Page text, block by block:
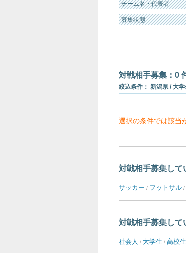
チーム名・代表者
募集状態
対戦相手募集：0
絞込条件： 新潟県 / 大
選択の条件では該当
対戦相手募集して
サッカー / フットサル /
対戦相手募集して
社会人 / 大学生 / 高校生